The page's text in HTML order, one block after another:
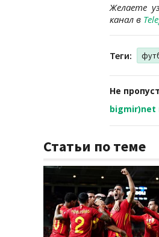
Желаете
канал в
Теги:
Не
bigmir)net
Статьи по теме